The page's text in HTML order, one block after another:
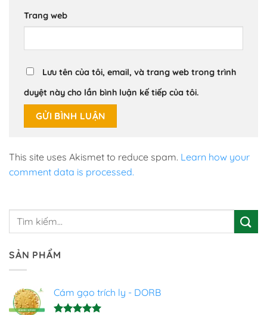
Trang web
Lưu tên của tôi, email, và trang web trong trình
duyệt này cho lần bình luận kế tiếp của tôi.
This site uses Akismet to reduce spam. Learn how your
comment data is processed.
SẢN PHẨM
Cám gạo trích ly - DORB